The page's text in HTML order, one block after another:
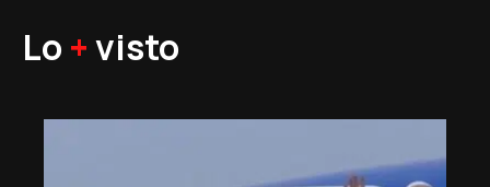
Lo +visto